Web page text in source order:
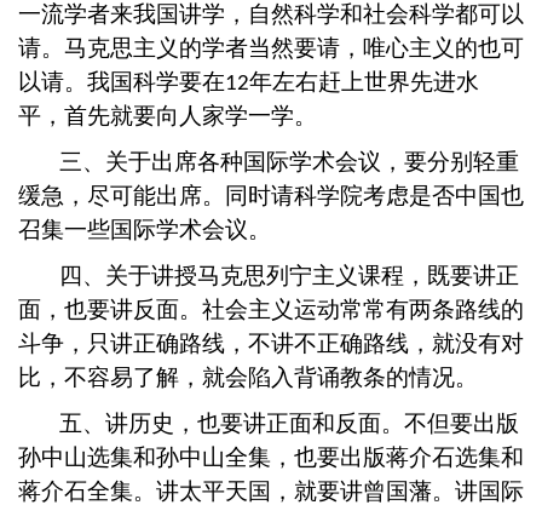
一流学者来我国讲学，自然科学和社会科学都可以
请。马克思主义的学者当然要请，唯心主义的也可
以请。我国科学要在12年左右赶上世界先进水
平，首先就要向人家学一学。
三、关于出席各种国际学术会议，要分别轻重
缓急，尽可能出席。同时请科学院考虑是否中国也
召集一些国际学术会议。
四、关于讲授马克思列宁主义课程，既要讲正
面，也要讲反面。社会主义运动常常有两条路线的
斗争，只讲正确路线，不讲不正确路线，就没有对
比，不容易了解，就会陷入背诵教条的情况。
五、讲历史，也要讲正面和反面。不但要出版
孙中山选集和孙中山全集，也要出版蒋介石选集和
蒋介石全集。讲太平天国，就要讲曾国藩。讲国际